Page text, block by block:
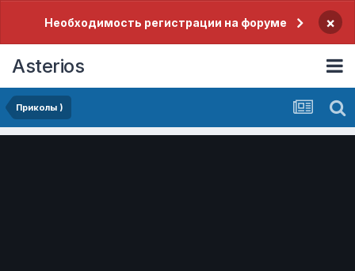
Необходимость регистрации на форуме ×
Asterios
Приколы )